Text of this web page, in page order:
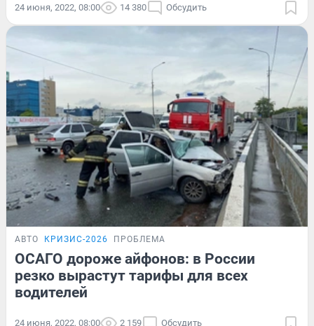
24 июня, 2022, 08:00 14 380 Обсудить
АВТО КРИЗИС-2026 ПРОБЛЕМА
ОСАГО дороже айфонов: в России
резко вырастут тарифы для всех
водителей
24 июня, 2022, 08:00 2 159 Обсудить